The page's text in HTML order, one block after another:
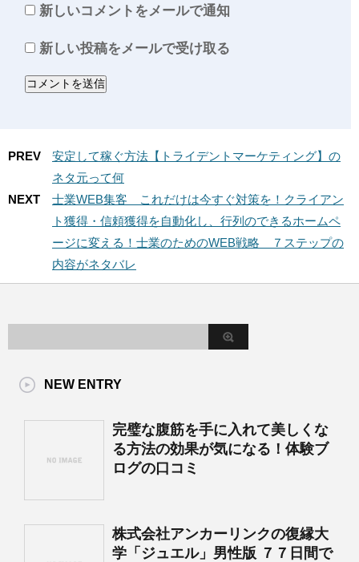
新しいコメントをメールで通知
新しい投稿をメールで受け取る
PREV
安定して稼ぐ方法【トライデントマーケティング】の
ネタ元って何
NEXT
士業WEB集客 これだけは今すぐ対策を！クライアン
ト獲得・信頼獲得を自動化し、行列のできるホームペ
ージに変える！士業のためのWEB戦略 ７ステップの
内容がネタバレ
NEW ENTRY
完璧な腹筋を手に入れて美しくな
る方法の効果が気になる！体験ブ
ログの口コミ
株式会社アンカーリンクの復縁大
学「ジュエル」男性版 ７７日間で